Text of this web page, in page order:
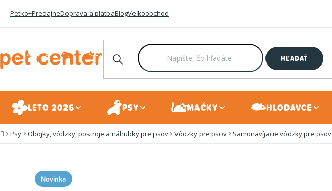
Petko+PredajneDoprava a platbaBlogVeľkoobchod
HĽADAŤ
LETO 2026 PSY MAČKY HLODAVCE
Domov
Psy Obojky, vôdzky, postroje a náhubky pre psov Vôdzky pre psov Samonavíjacie vôdzky pre psov
Novinka